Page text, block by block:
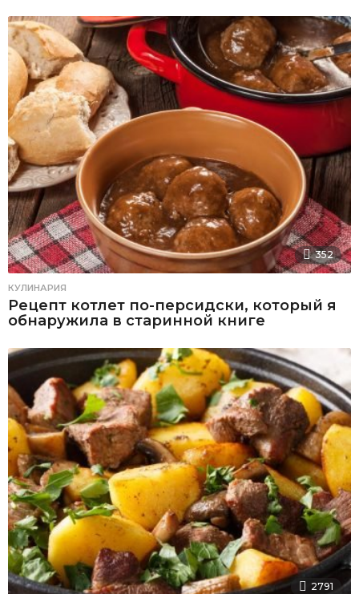
352
КУЛИНАРИЯ
Рецепт котлет по-персидски, который я
обнаружила в старинной книге
2791